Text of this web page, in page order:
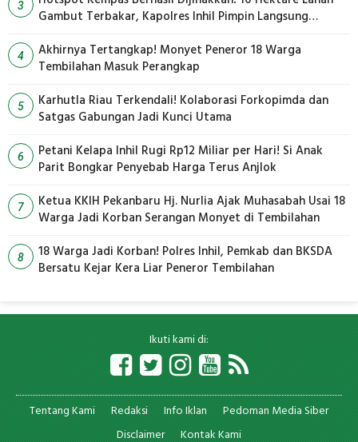
3
Gambut Terbakar, Kapolres Inhil Pimpin Langsung
4
Akhirnya Tertangkap! Monyet Peneror 18 Warga
Tembilahan Masuk Perangkap
5
Karhutla Riau Terkendali! Kolaborasi Forkopimda dan
Satgas Gabungan Jadi Kunci Utama
6
Petani Kelapa Inhil Rugi Rp12 Miliar per Hari! Si Anak
Parit Bongkar Penyebab Harga Terus Anjlok
7
Ketua KKIH Pekanbaru Hj. Nurlia Ajak Muhasabah Usai 18
Warga Jadi Korban Serangan Monyet di Tembilahan
8
18 Warga Jadi Korban! Polres Inhil, Pemkab dan BKSDA
Bersatu Kejar Kera Liar Peneror Tembilahan
Ikuti kami di:
Tentang Kami Redaksi Info Iklan
Pedoman Media Siber
Disclaimer
Kontak Kami